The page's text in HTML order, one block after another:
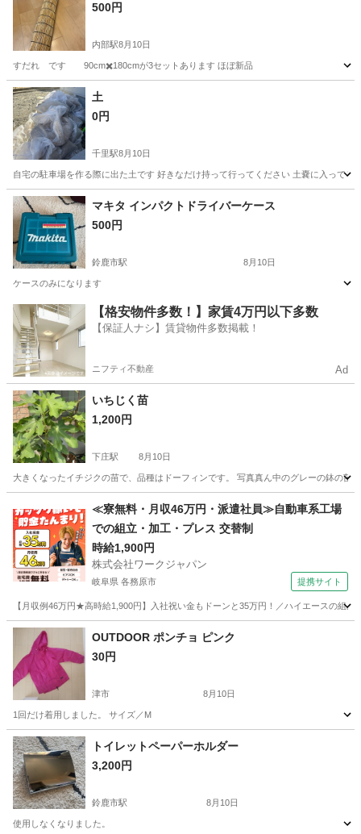
500円
内部駅8月10日
すだれ です 90cm✖️180cmが3セットあります ほぼ新品
三重 四日市市 土
0円
千里駅8月10日
自宅の駐車場を作る際に出た土です 好きなだけ持って行ってください 土嚢に入ってる
三重 津市 千里駅 その他 軽トラ
マキタ インパクトドライバーケース
500円
鈴鹿市駅 8月10日
ケースのみになります
三重 鈴鹿市 鈴鹿市駅 その他 インパクトドライバー
【格安物件多数！】家賃4万円以下多数
【保証人ナシ】賃貸物件多数掲載！
ニフティ不動産 Ad
いちじく苗
1,200円
下庄駅 8月10日
大きくなったイチジクの苗で、品種はドーフィンです。 写真真ん中のグレーの鉢の
下庄駅 その他
≪寮無料・月収46万円・派遣社員≫自動車系工場
での組立・加工・プレス 交替制
時給1,900円
株式会社ワークジャパン
岐阜県 各務原市 提携サイト
【月収例46万円★高時給1,900円】入社祝い金もドーンと35万円！／ハイエースの組
岐阜 各務原市 OUTDOOR ポンチョ ピンク
30円
津市 8月10日
1回だけ着用しました。 サイズ／M
三重 津市 その他 ポンチョ
トイレットペーパーホルダー
3,200円
鈴鹿市駅 8月10日
使用しなくなりました。